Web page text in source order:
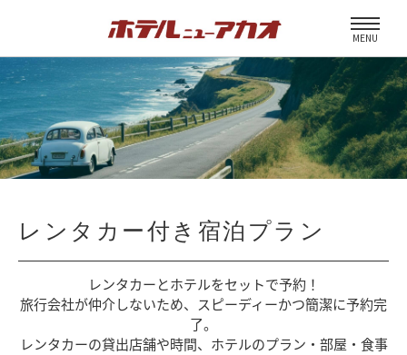
MENU
レンタカー付き宿泊プラン
レンタカーとホテルをセットで予約！
旅行会社が仲介しないため、
スピーディーかつ簡潔に予約完
了。
レンタカーの貸出店舗や時間、 ホテルのプラン・部屋・食事